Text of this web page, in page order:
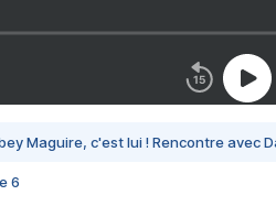
Maguire, c'est lui ! Rencontre avec
6